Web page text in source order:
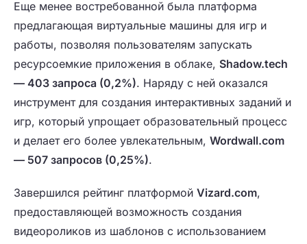
Еще менее востребованной была платформа
предлагающая виртуальные машины для игр и
работы, позволяя пользователям запускать
ресурсоемкие приложения в облаке, Shadow.tech
— 403 запроса (0,2%). Наряду с ней оказался
инструмент для создания интерактивных заданий и
игр, который упрощает образовательный процесс
и делает его более увлекательным, Wordwall.com
— 507 запросов (0,25%).
Завершился рейтинг платформой Vizard.com,
предоставляющей возможность создания
видеороликов из шаблонов с использованием